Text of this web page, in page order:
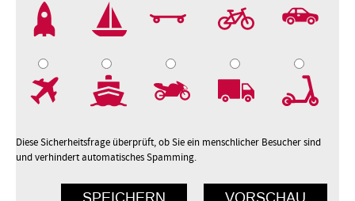
Diese Sicherheitsfrage überprüft, ob Sie ein menschlicher Besucher sind
und verhindert automatisches Spamming.